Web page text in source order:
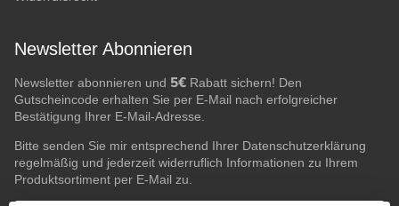
Newsletter Abonnieren
Newsletter abonnieren und 5€ Rabatt sichern! Den
Gutscheincode erhalten Sie per E-Mail nach erfolgreicher
Bestätigung Ihrer E-Mail-Adresse.
Bitte senden Sie mir entsprechend Ihrer Datenschutzerklärung
regelmäßig und jederzeit widerruflich Informationen zu Ihrem
Produktsortiment per E-Mail zu.